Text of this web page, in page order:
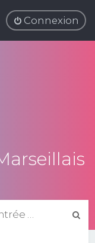
Connexion
Pré-Rentrée 2025-2026